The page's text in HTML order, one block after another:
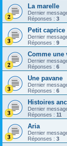
La marelle
Dernier
Réponses : 3
Petit
Dernier
Réponses : 9
Comme une
Dernier
Réponses : 6
Une pavane
Dernier
Réponses : 6
Histoires
Dernier
Réponses : 11
Aria
Dernier
Réponses : 3